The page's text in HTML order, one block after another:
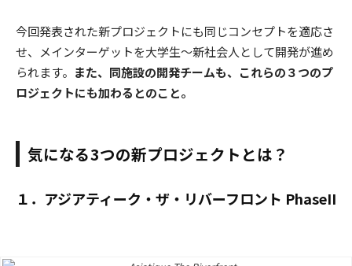
今回発表された新プロジェクトにも同じコンセプトを適応さ
せ、メインターゲットを大学生〜新社会人として開発が進め
られます。 また、同施設の開発チームも、これらの３つのプ
ロジェクトにも加わるとのこと。
気になる3つの新プロジェクトとは？
１．アジアティーク・ザ・リバーフロント PhaseII